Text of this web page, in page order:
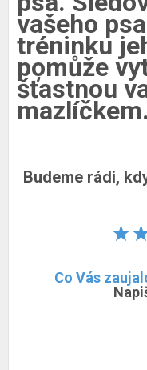
vašeho
tréninku
pomůže
šťastnou
mazlíčkem.
Budeme rádi,
Co Vás